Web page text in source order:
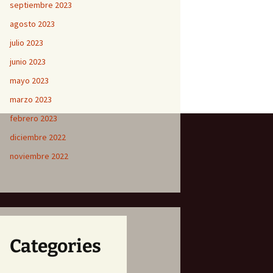
septiembre 2023
agosto 2023
julio 2023
junio 2023
mayo 2023
marzo 2023
febrero 2023
diciembre 2022
noviembre 2022
Categories